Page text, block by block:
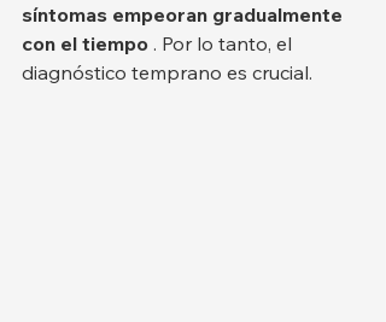
síntomas empeoran gradualmente
con el tiempo . Por lo tanto, el
diagnóstico temprano es crucial.